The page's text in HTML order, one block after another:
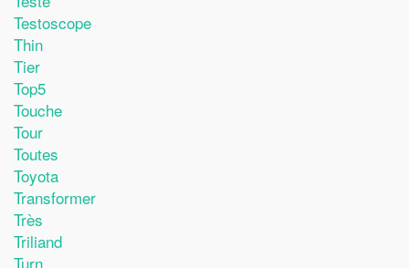
Testoscope
Thin
Tier
Top5
Touche
Tour
Toutes
Toyota
Transformer
Très
Triliand
Turn